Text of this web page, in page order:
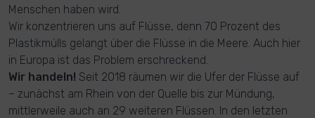
Menschen haben wird.
Wir konzentrieren uns auf Flüsse, denn 70 Prozent des
Plastikmülls gelangt über die Flüsse in die Meere. Auch hier
in Europa ist das Problem erschreckend.
Wir handeln! Seit 2018 räumen wir die Ufer der Flüsse auf
– zunächst am Rhein von der Quelle bis zur Mündung,
mittlerweile auch an 29 weiteren Flüssen. In den letzten